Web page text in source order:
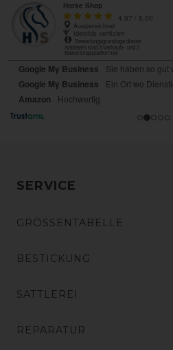
SERVICE
GRÖSSENTABELLE
BESTICKUNG
SATTLEREI
REPARATUR